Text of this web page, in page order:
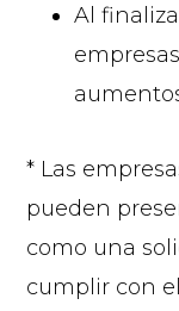
Al
* Las
pueden
como una
cumplir con